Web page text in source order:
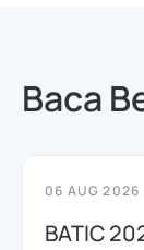
Baca
06 AUG 2026
BATIC